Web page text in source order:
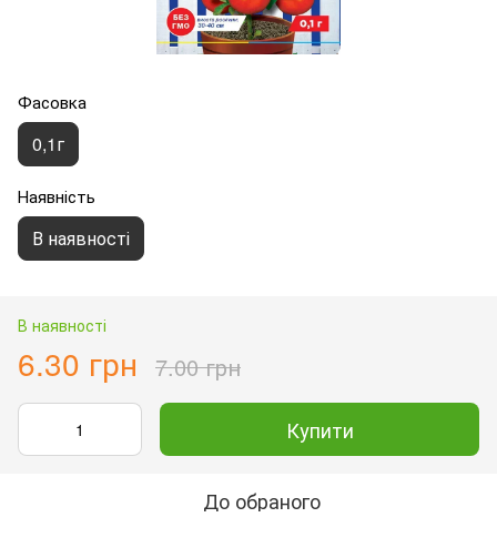
Фасовка
0,1г
Наявність
В наявності
В наявності
6.30 грн 7.00 грн
Купити
До обраного